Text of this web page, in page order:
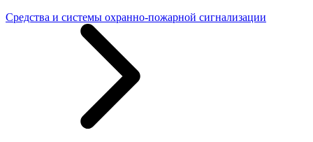
Средства и системы охранно-пожарной сигнализации